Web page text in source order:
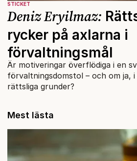
STICKET
Deniz Eryilmaz:
rycker på axlarna i
förvaltningsmål
Är motiveringar överflödiga i en
förvaltningsdomstol – och om ja,
rättsliga grunder?
Mest lästa